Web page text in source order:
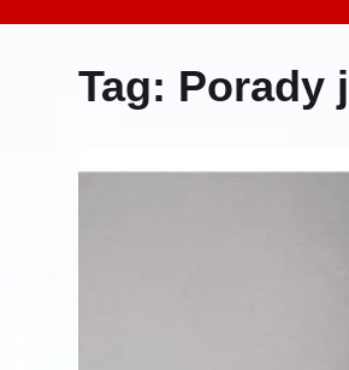
Tag: Porady